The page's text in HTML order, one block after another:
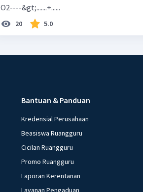
O2----&gt;.......+......
20 5.0
Bantuan & Panduan
Kredensial Perusahaan
Beasiswa Ruangguru
Cicilan Ruangguru
Promo Ruangguru
Laporan Kerentanan
Layanan Pengaduan